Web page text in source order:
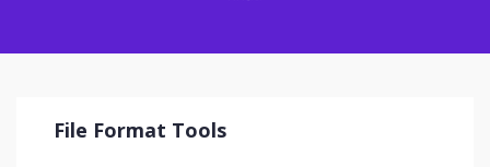
File Format Tools